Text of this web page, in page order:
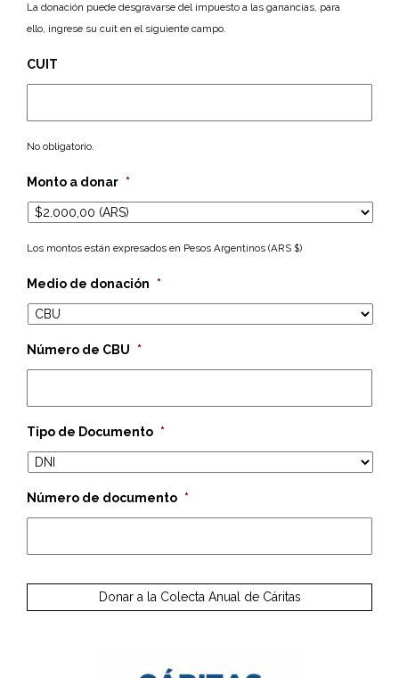
La donación puede desgravarse del impuesto a las ganancias, para
ello, ingrese su cuit en el siguiente campo.
CUIT
No obligatorio.
Monto a donar *
Los montos están expresados en Pesos Argentinos (ARS $)
Medio de donación *
Número de CBU *
Tipo de Documento *
Número de documento *